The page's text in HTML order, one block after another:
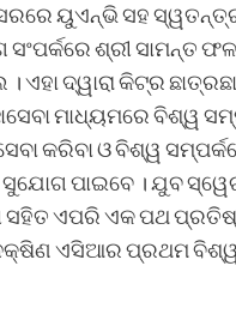
ୟୁଏନ୍‍ଭି ସହ
ଶ୍ରୀ ସାମନ୍ତ
ଏହା ଦ୍ୱାରା କିଟ୍‍ର
ମାଧ୍ୟମରେ ବିଶ୍ୱ
କରିବା ଓ ବିଶ୍ୱ
ପାଇବେ । ଯୁବ
ସହିତ ଏପରି ଏକ ପଥ
ଏସିଆର ପ୍ରଥମ